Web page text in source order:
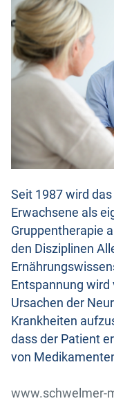
Seit 1987 wird
Erwachsene als
Gruppentherapie
den Disziplinen
Entspannung
Ursachen der
Krankheiten
dass der Patient
von
www.schwelmer-